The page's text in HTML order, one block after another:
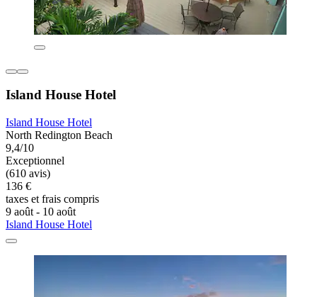
Island House Hotel
Island House Hotel
North Redington Beach
9,4/10
Exceptionnel
(610 avis)
136 €
taxes et frais compris
9 août - 10 août
Island House Hotel